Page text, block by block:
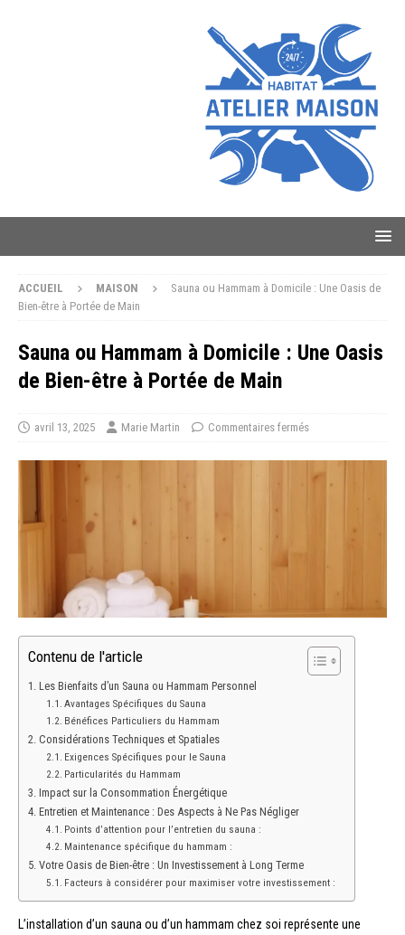
ACCUEIL MAISON
Sauna ou Hammam à Domicile : Une Oasis de
Bien-être à Portée de Main
Sauna ou Hammam à Domicile : Une Oasis
de Bien-être à Portée de Main
avril 13, 2025 Marie Martin Commentaires fermés
Contenu de l'article
Les Bienfaits d’un Sauna ou Hammam Personnel
Avantages Spécifiques du Sauna
Bénéfices Particuliers du Hammam
Considérations Techniques et Spatiales
Exigences Spécifiques pour le Sauna
Particularités du Hammam
Impact sur la Consommation Énergétique
Entretien et Maintenance : Des Aspects à Ne Pas Négliger
Points d’attention pour l’entretien du sauna :
Maintenance spécifique du hammam :
Votre Oasis de Bien-être : Un Investissement à Long Terme
Facteurs à considérer pour maximiser votre investissement :
L’installation d’un sauna ou d’un hammam chez soi représente une